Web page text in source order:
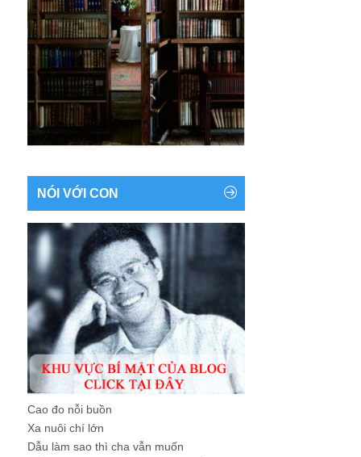
NÓI VỚI CON
Cao đo nỗi buồn
Xa nuôi chí lớn
Dẫu làm sao thì cha vẫn muốn